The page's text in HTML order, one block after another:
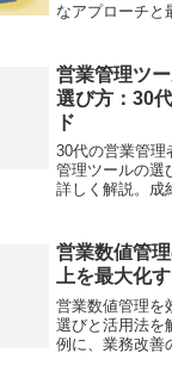
なアプローチと
営業管理ツ
選び方：30
ド
30代の営業管理
管理ツールの選
詳しく解説。成
営業数値管
上を最大化
営業数値管理を
選びと活用法を
例に、業務改善